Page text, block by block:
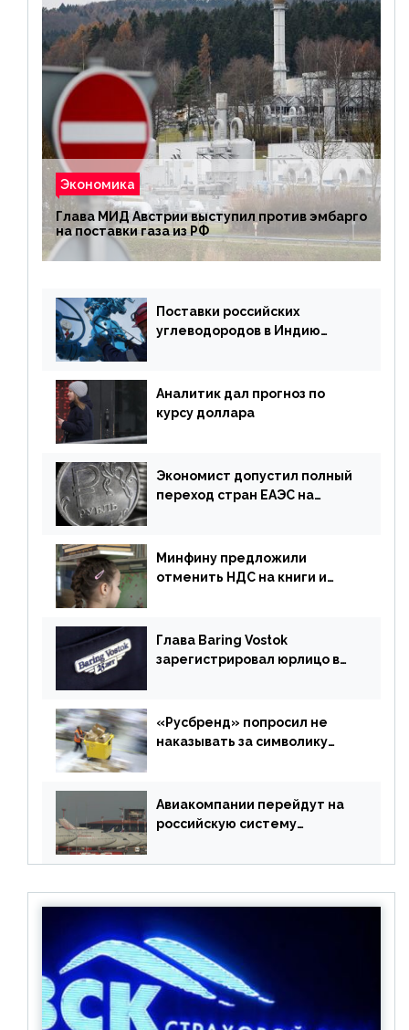
Экономика
Глава МИД Австрии выступил против эмбарго
на поставки газа из РФ
Поставки российских
углеводородов в Индию
Аналитик дал прогноз по
курсу доллара
Экономист допустил полный
переход стран ЕАЭС на
Минфину предложили
отменить НДС на книги и
Глава Baring Vostok
зарегистрировал юрлицо в
«Русбренд» попросил не
наказывать за символику
Авиакомпании перейдут на
российскую систему